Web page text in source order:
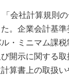
会社計算規則
。企業会計基
・ミニマム課
開示に関する
算書上の取扱